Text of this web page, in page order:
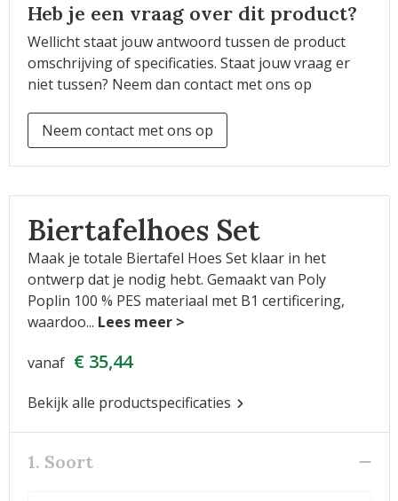
Heb je een vraag over dit product?
Wellicht staat jouw antwoord tussen de product
omschrijving of specificaties. Staat jouw vraag er
niet tussen? Neem dan contact met ons op
Neem contact met ons op
Biertafelhoes Set
Maak je totale Biertafel Hoes Set klaar in het
ontwerp dat je nodig hebt. Gemaakt van Poly
Poplin 100 % PES materiaal met B1 certificering,
waardoo...
vanaf € 35,44
Bekijk alle productspecificaties
1. Soort